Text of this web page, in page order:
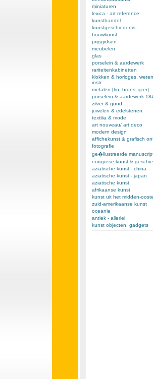
miniaturen
lexica - art reference
kunsthandel
kunstgeschiedenis
bouwkunst
prijsgidsen
meubelen
glas
porselein & aardewerk
rariteitenkabinetten
klokken & horloges,
instr.
metalen [tin, brons, ijzer]
porselein & aardewerk
zilver & goud
juwelen & edelstenen
textilia & mode
art nouveau/ art deco
modern design
affichekunst & grafisch
fotografie
ge�llustreerde
europese kunst &
aziatische kunst - china
aziatische kunst - japan
aziatische kunst
afrikaanse kunst
kunst uit het midden-
zuid-amerikaanse kunst
oceanie
antiek - allerlei
kunst objecten, gadgets